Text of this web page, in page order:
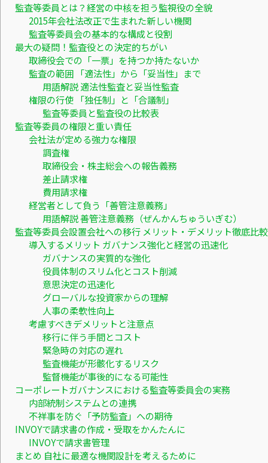
監査等委員とは？経営の中核を担う監視役の全貌
2015年会社法改正で生まれた新しい機関
監査等委員会の基本的な構成と役割
最大の疑問！監査役との決定的ちがい
取締役会での「一票」を持つか持たないか
監査の範囲 「適法性」から「妥当性」まで
用語解説 適法性監査と妥当性監査
権限の行使 「独任制」と「合議制」
監査等委員と監査役の比較表
監査等委員の権限と重い責任
会社法が定める強力な権限
調査権
取締役会・株主総会への報告義務
差止請求権
費用請求権
経営者として負う「善管注意義務」
用語解説 善管注意義務（ぜんかんちゅういぎむ）
監査等委員会設置会社への移行 メリット・デメリット徹底比較
導入するメリット ガバナンス強化と経営の迅速化
ガバナンスの実質的な強化
役員体制のスリム化とコスト削減
意思決定の迅速化
グローバルな投資家からの理解
人事の柔軟性向上
考慮すべきデメリットと注意点
移行に伴う手間とコスト
緊急時の対応の遅れ
監査機能が形骸化するリスク
監督機能が事後的になる可能性
コーポレートガバナンスにおける監査等委員会の実務
内部統制システムとの連携
不祥事を防ぐ「予防監査」への期待
INVOYで請求書の作成・受取をかんたんに
INVOYで請求書管理
まとめ 自社に最適な機関設計を考えるために